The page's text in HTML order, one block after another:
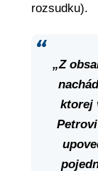
rozsudku).
„Z
ktorej